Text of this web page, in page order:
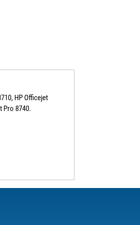
HP Officejet
Pro 8740.